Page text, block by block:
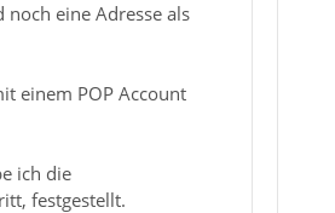
eine Adresse als
einem POP Account
ich die
festgestellt.